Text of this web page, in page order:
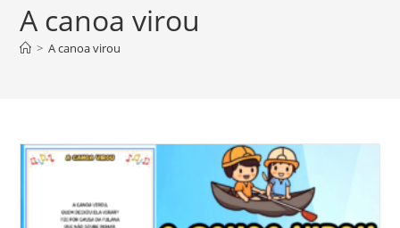
A canoa virou
> A canoa virou